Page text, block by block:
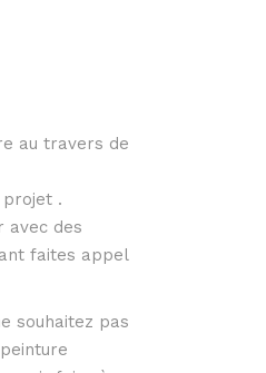
au travers de
projet .
avec des
faites appel
souhaitez pas